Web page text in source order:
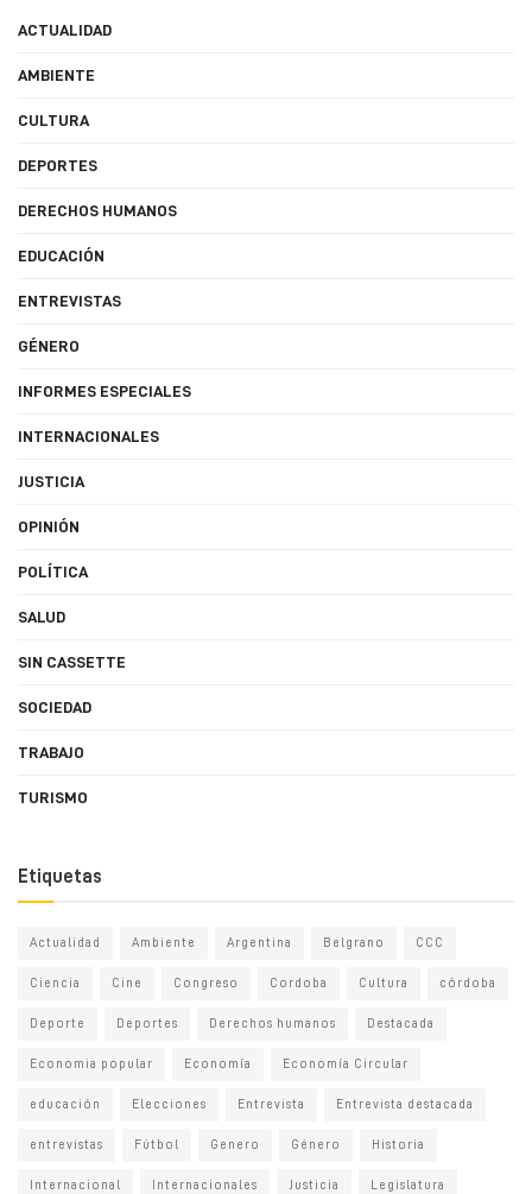
ACTUALIDAD
AMBIENTE
CULTURA
DEPORTES
DERECHOS HUMANOS
EDUCACIÓN
ENTREVISTAS
GÉNERO
INFORMES ESPECIALES
INTERNACIONALES
JUSTICIA
OPINIÓN
POLÍTICA
SALUD
SIN CASSETTE
SOCIEDAD
TRABAJO
TURISMO
Etiquetas
Actualidad Ambiente Argentina Belgrano CCC
Ciencia Cine Congreso Cordoba Cultura córdoba
Deporte Deportes Derechos humanos Destacada
Economia popular Economía Economía Circular
educación Elecciones Entrevista Entrevista destacada
entrevistas Fútbol Genero Género Historia
Internacional Internacionales Justicia Legislatura